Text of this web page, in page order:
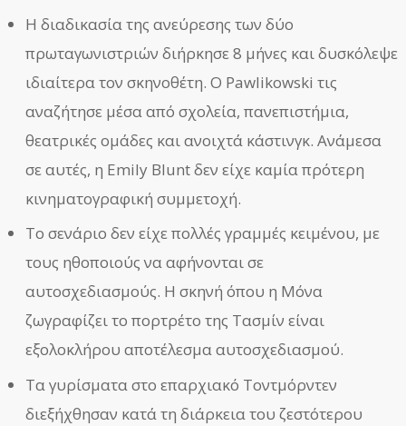
Η διαδικασία της ανεύρεσης των δύο
πρωταγωνιστριών διήρκησε 8 μήνες και δυσκόλεψε
ιδιαίτερα τον σκηνοθέτη. Ο Pawlikowski τις
αναζήτησε μέσα από σχολεία, πανεπιστήμια,
θεατρικές ομάδες και ανοιχτά κάστινγκ. Ανάμεσα
σε αυτές, η Emily Blunt δεν είχε καμία πρότερη
κινηματογραφική συμμετοχή.
Το σενάριο δεν είχε πολλές γραμμές κειμένου, με
τους ηθοποιούς να αφήνονται σε
αυτοσχεδιασμούς. Η σκηνή όπου η Μόνα
ζωγραφίζει το πορτρέτο της Τασμίν είναι
εξολοκλήρου αποτέλεσμα αυτοσχεδιασμού.
Τα γυρίσματα στο επαρχιακό Τοντμόρντεν
διεξήχθησαν κατά τη διάρκεια του ζεστότερου